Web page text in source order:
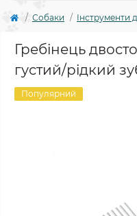
Собаки Інструменти
Гребінець
густий/рідкий
Популярний